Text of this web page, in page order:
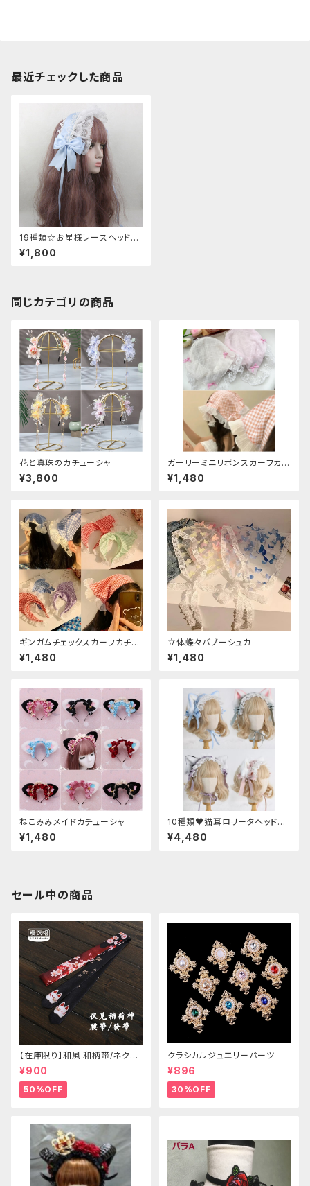
最近チェックした商品
19種類☆お星様レースヘッドド
レス
¥1,800
同じカテゴリの商品
花と真珠のカチューシャ
¥3,800
ガーリーミニリボンスカーフカチ
ューシャ
¥1,480
ギンガムチェックスカーフカチュ
ーシャ
¥1,480
立体蝶々バブーシュカ
¥1,480
ねこみみメイドカチューシャ
¥1,480
10種類♥猫耳ロリータヘッドド
レス
¥4,480
セール中の商品
【在庫限り】和風 和柄帯/ネクタ
イ/リボン（狐面/金魚
¥900
50%OFF
クラシカルジュエリーパーツ
¥896
30%OFF